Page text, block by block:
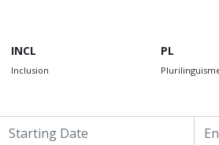
INCL
Inclusion
PL